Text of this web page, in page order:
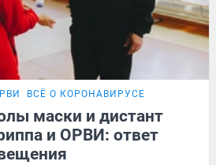
ВСЁ О КОРОНАВИРУСЕ
маски и дистант
и ОРВИ: ответ